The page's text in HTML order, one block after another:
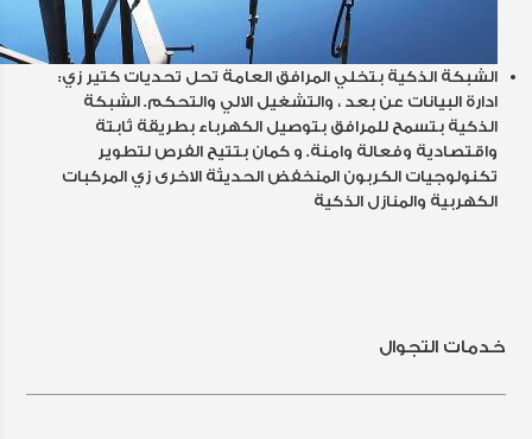
الشبكة الذكية بتخلي المرافق العامة تحل تحديات كتير زي:
ادارة البيانات عن بعد ، والتشغيل الالي والتحكم. الشبكة
الذكية بتسمح للمرافق بتوصيل الكهرباء بطريقة ثابتة
واقتصادية وفعالة وامنة. و كمان بتتيح الفرص لتطوير
تكنولوجيات الكربون المنخفض الحديثة الاخرى زي المركبات
الكهربية والمنازل الذكية
خدمات التجوال